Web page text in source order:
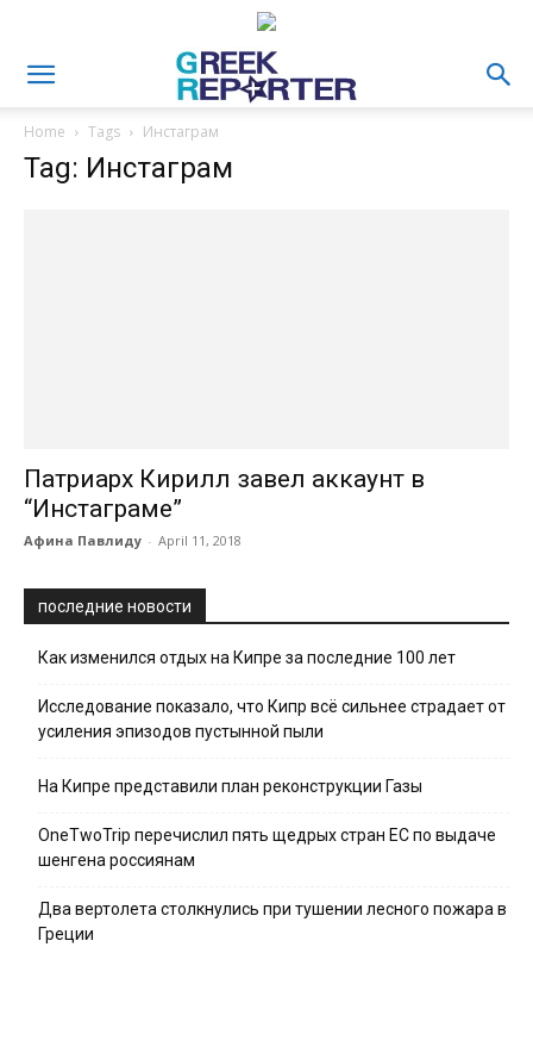
Home Tags Инстаграм
Tag: Инстаграм
Патриарх Кирилл завел аккаунт в
“Инстаграме”
Афина Павлиду - April 11, 2018
последние новости
Как изменился отдых на Кипре за последние 100 лет
Исследование показало, что Кипр всё сильнее страдает от
усиления эпизодов пустынной пыли
На Кипре представили план реконструкции Газы
OneTwoTrip перечислил пять щедрых стран ЕС по выдаче
шенгена россиянам
Два вертолета столкнулись при тушении лесного пожара в
Греции